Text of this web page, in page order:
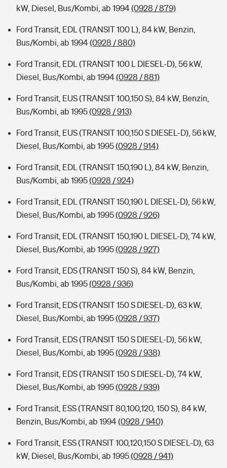
kW, Diesel, Bus/Kombi, ab 1994(0928 / 879)
Ford Transit, EDL (TRANSIT 100 L), 84 kW, Benzin,
Bus/Kombi, ab 1994(0928 / 880)
Ford Transit, EDL (TRANSIT 100 L DIESEL-D), 56 kW,
Diesel, Bus/Kombi, ab 1994(0928 / 881)
Ford Transit, EUS (TRANSIT 100,150 S), 84 kW, Benzin,
Bus/Kombi, ab 1995(0928 / 913)
Ford Transit, EUS (TRANSIT 100,150 S DIESEL-D), 56 kW,
Diesel, Bus/Kombi, ab 1995(0928 / 914)
Ford Transit, EDL (TRANSIT 150,190 L), 84 kW, Benzin,
Bus/Kombi, ab 1995(0928 / 924)
Ford Transit, EDL (TRANSIT 150,190 L DIESEL-D), 56 kW,
Diesel, Bus/Kombi, ab 1995(0928 / 926)
Ford Transit, EDL (TRANSIT 150,190 L DIESEL-D), 74 kW,
Diesel, Bus/Kombi, ab 1995(0928 / 927)
Ford Transit, EDS (TRANSIT 150 S), 84 kW, Benzin,
Bus/Kombi, ab 1995(0928 / 936)
Ford Transit, EDS (TRANSIT 150 S DIESEL-D), 63 kW,
Diesel, Bus/Kombi, ab 1995(0928 / 937)
Ford Transit, EDS (TRANSIT 150 S DIESEL-D), 56 kW,
Diesel, Bus/Kombi, ab 1995(0928 / 938)
Ford Transit, EDS (TRANSIT 150 S DIESEL-D), 74 kW,
Diesel, Bus/Kombi, ab 1995(0928 / 939)
Ford Transit, ESS (TRANSIT 80,100,120, 150 S), 84 kW,
Benzin, Bus/Kombi, ab 1994(0928 / 940)
Ford Transit, ESS (TRANSIT 100,120,150 S DIESEL-D), 63
kW, Diesel, Bus/Kombi, ab 1995(0928 / 941)